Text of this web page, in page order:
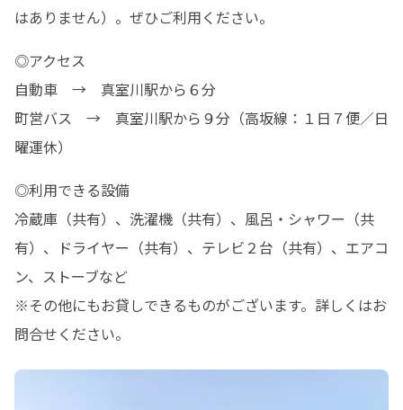
はありません）。ぜひご利用ください。
◎アクセス
自動車　→　真室川駅から６分
町営バス　→　真室川駅から９分（高坂線：１日７便／日
曜運休）
◎利用できる設備
冷蔵庫（共有）、洗濯機（共有）、風呂・シャワー（共
有）、ドライヤー（共有）、テレビ２台（共有）、エアコ
ン、ストーブなど
※その他にもお貸しできるものがございます。詳しくはお
問合せください。